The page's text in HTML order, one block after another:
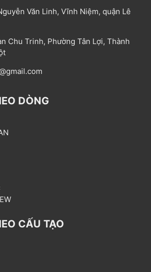
Văn Linh, Vĩnh Niệm, quận Lê
Chu Trinh, Phường Tân Lợi, Thành
DÒNG
CẤU TẠO